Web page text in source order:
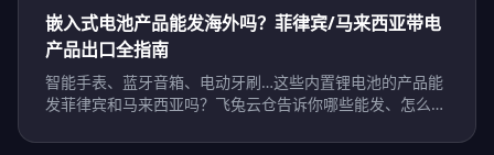
嵌入式电池产品能发海外吗？菲律宾/马来西亚带电
产品出口全指南
智能手表、蓝牙音箱、电动牙刷…这些内置锂电池的产品能
发菲律宾和马来西亚吗？飞兔云仓告诉你哪些能发、怎么